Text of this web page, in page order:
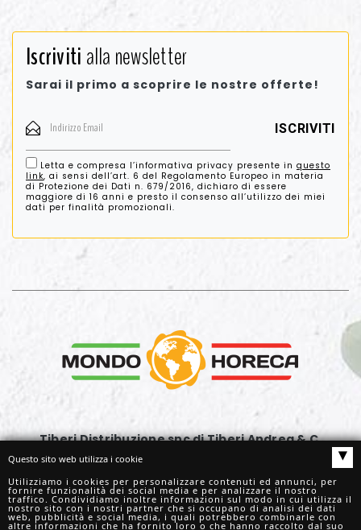
Iscrivitialla newsletter
Sarai il primo a scoprire le nostre offerte!
Letta e compresa l’informativa privacy presente in questo
link, ai sensi dell’art. 6 del Regolamento Europeo in materia
di Protezione dei Dati n. 679/2016, dichiaro di essere
maggiore di 16 anni e presto il consenso all’utilizzo dei miei
dati per finalità promozionali.
Tiberi Distribuzione snc di Tiberi Andrea & C.
Via G. Rossini, 63
62029 Tolentino (MC)
Tel.+39. 0733961177
info@mondohoreca.it
Questo sito web utilizza i cookie ▴
Utilizziamo i cookies per personalizzare contenuti ed annunci, per
fornire funzionalità dei social media e per analizzare il nostro
traffico. Condividiamo inoltre informazioni sul modo in cui utilizza il
nostro sito con i nostri partner che si occupano di analisi dei dati
web, pubblicità e social media, i quali potrebbero combinarle con
altre informazioni che ha fornito loro o che hanno raccolto dal suo